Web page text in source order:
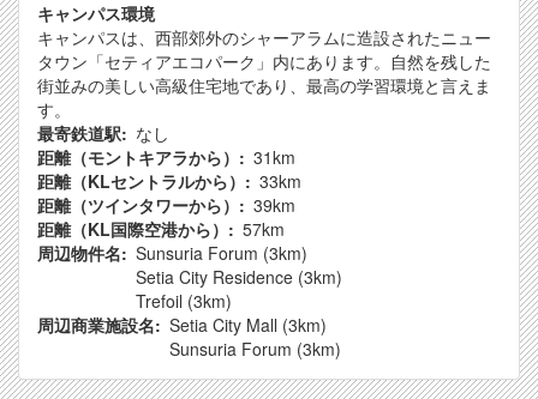
キャンパス環境
キャンパスは、西部郊外のシャーアラムに造設されたニュー
タウン「セティアエコパーク」内にあります。自然を残した
街並みの美しい高級住宅地であり、最高の学習環境と言えま
す。
最寄鉄道駅
なし
距離（モントキアラから）
31km
距離（KLセントラルから）
33km
距離（ツインタワーから）
39km
距離（KL国際空港から）
57km
周辺物件名
Sunsuria Forum (3km)
Setia City Residence (3km)
Trefoil (3km)
周辺商業施設名
Setia City Mall (3km)
Sunsuria Forum (3km)